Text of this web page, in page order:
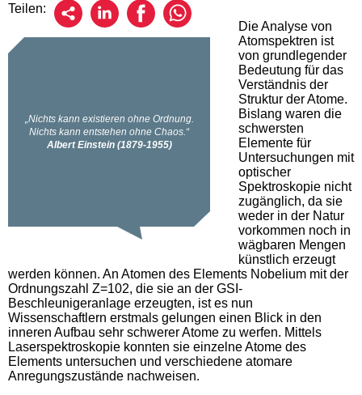
Teilen:
Die Analyse von
Atomspektren ist
von grundlegender
Bedeutung für das
Verständnis der
Struktur der Atome.
Bislang waren die
schwersten
Elemente für
Untersuchungen mit
optischer
Spektroskopie nicht
zugänglich, da sie
weder in der Natur
vorkommen noch in
wägbaren Mengen
künstlich erzeugt
werden können. An Atomen des Elements Nobelium mit der
Ordnungszahl Z=102, die sie an der GSI-
Beschleunigeranlage erzeugten, ist es nun
Wissenschaftlern erstmals gelungen einen Blick in den
inneren Aufbau sehr schwerer Atome zu werfen. Mittels
Laserspektroskopie konnten sie einzelne Atome des
Elements untersuchen und verschiedene atomare
Anregungszustände nachweisen.